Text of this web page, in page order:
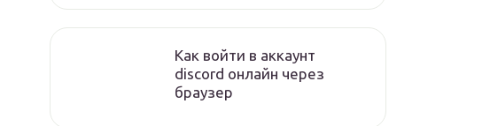
Как войти в аккаунт
discord онлайн через
браузер